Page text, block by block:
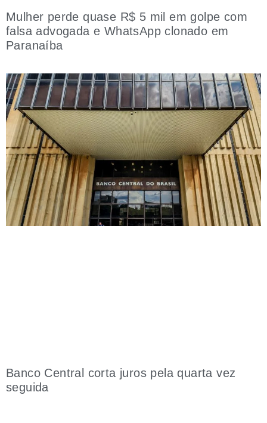
Mulher perde quase R$ 5 mil em golpe com
falsa advogada e WhatsApp clonado em
Paranaíba
Banco Central corta juros pela quarta vez
seguida